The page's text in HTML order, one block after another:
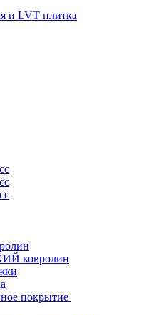
и LVT плитка
ковролин
покрытие